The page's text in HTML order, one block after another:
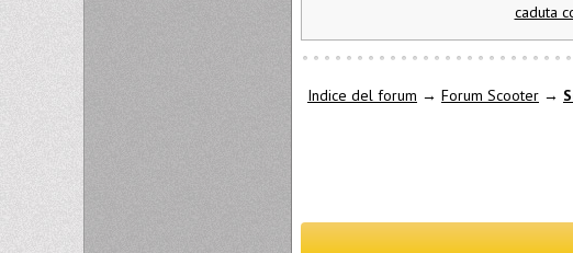
caduta
Indice del forum → Forum Scooter →